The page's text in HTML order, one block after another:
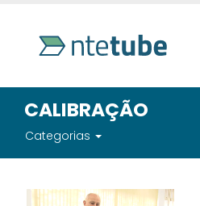
CALIBRAÇÃO
Categorias